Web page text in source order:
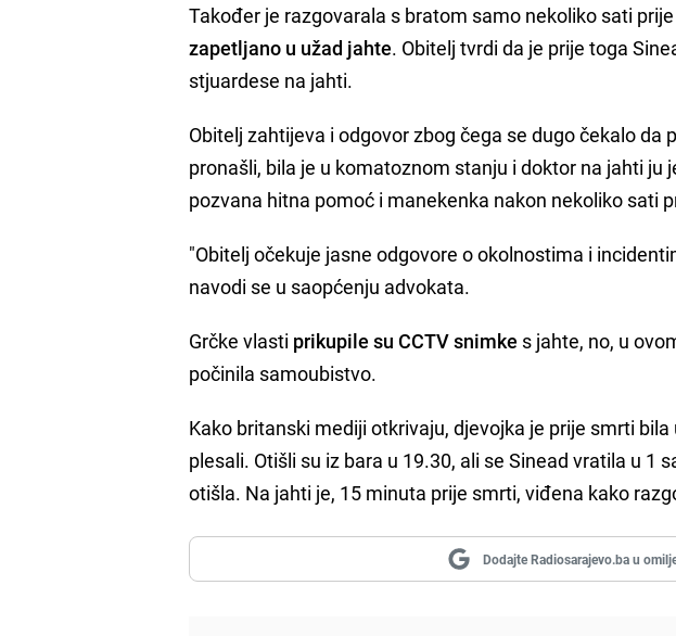
Također je razgovarala s bratom samo nekoliko sati
zapetljano u užad jahte. Obitelj tvrdi da je prije toga
stjuardese na jahti.
Obitelj zahtijeva i odgovor zbog čega se dugo čekalo da
pronašli, bila je u komatoznom stanju i doktor na jahti ju
pozvana hitna pomoć i manekenka nakon nekoliko sati
"Obitelj očekuje jasne odgovore o okolnostima i
navodi se u saopćenju advokata.
Grčke vlasti prikupile su CCTV snimke s jahte, no, u
počinila samoubistvo.
Kako britanski mediji otkrivaju, djevojka je prije smrti
plesali. Otišli su iz bara u 19.30, ali se Sinead vratila u 1
otišla. Na jahti je, 15 minuta prije smrti, viđena kako
Dodajte Radiosarajevo.ba u